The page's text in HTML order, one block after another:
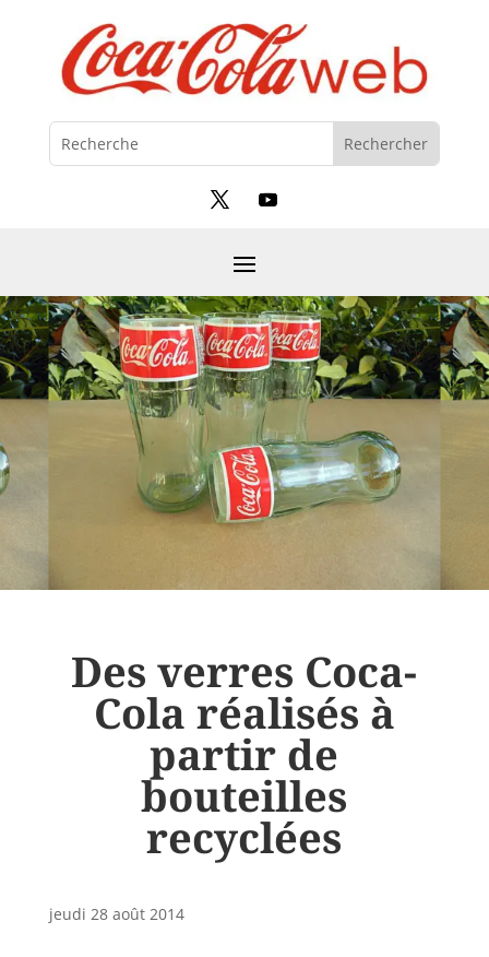
Des verres Coca-
Cola réalisés à
partir de
bouteilles
recyclées
jeudi 28 août 2014